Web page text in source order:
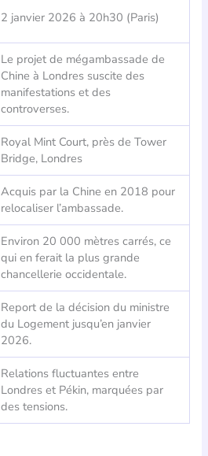
2 janvier 2026 à 20h30 (Paris)
Le projet de mégambassade de
Chine à Londres suscite des
manifestations et des
controverses.
Royal Mint Court, près de Tower
Bridge, Londres
Acquis par la Chine en 2018 pour
relocaliser l’ambassade.
Environ 20 000 mètres carrés, ce
qui en ferait la plus grande
chancellerie occidentale.
Report de la décision du ministre
du Logement jusqu’en janvier
2026.
Relations fluctuantes entre
Londres et Pékin, marquées par
des tensions.